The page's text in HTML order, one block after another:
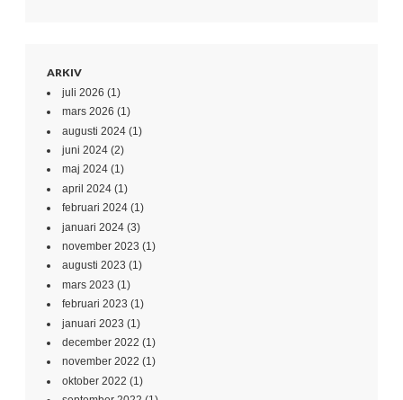
ARKIV
juli 2026 (1)
mars 2026 (1)
augusti 2024 (1)
juni 2024 (2)
maj 2024 (1)
april 2024 (1)
februari 2024 (1)
januari 2024 (3)
november 2023 (1)
augusti 2023 (1)
mars 2023 (1)
februari 2023 (1)
januari 2023 (1)
december 2022 (1)
november 2022 (1)
oktober 2022 (1)